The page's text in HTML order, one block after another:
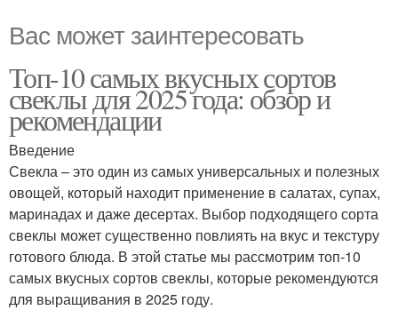
Вас может заинтересовать
Топ-10 самых вкусных сортов
свеклы для 2025 года: обзор и
рекомендации
Введение
Свекла – это один из самых универсальных и полезных
овощей, который находит применение в салатах, супах,
маринадах и даже десертах. Выбор подходящего сорта
свеклы может существенно повлиять на вкус и текстуру
готового блюда. В этой статье мы рассмотрим топ-10
самых вкусных сортов свеклы, которые рекомендуются
для выращивания в 2025 году.